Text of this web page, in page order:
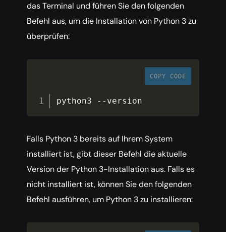
das Terminal und führen Sie den folgenden
Befehl aus, um die Installation von Python 3 zu
überprüfen:
COPY CODE
python3 -- version
Falls Python 3 bereits auf Ihrem System
installiert ist, gibt dieser Befehl die aktuelle
Version der Python 3-Installation aus. Falls es
nicht installiert ist, können Sie den folgenden
Befehl ausführen, um Python 3 zu installieren: